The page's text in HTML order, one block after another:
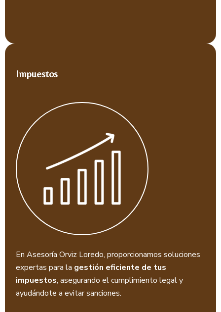
Impuestos
En Asesoría Orviz Loredo, proporcionamos soluciones
expertas para la gestión eficiente de tus
impuestos, asegurando el cumplimiento legal y
ayudándote a evitar sanciones.